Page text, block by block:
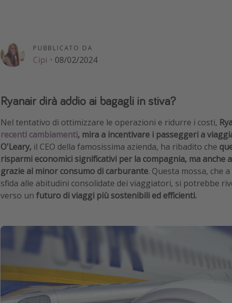
PUBBLICATO DA
Cipi · 08/02/2024
Ryanair dirà addio ai bagagli in stiva?
Nel tentativo di ottimizzare le operazioni e ridurre i costi,
recenti cambiamenti, mira a incentivare i passeggeri a
O'Leary, il CEO della famosissima azienda, ha ribadito che
risparmi economici significativi per la compagnia, ma
grazie al minor consumo di carburante. Questa mossa, che
sfida alle abitudini consolidate dei viaggiatori, si potrebbe
verso un futuro di viaggi più sostenibili ed efficienti.